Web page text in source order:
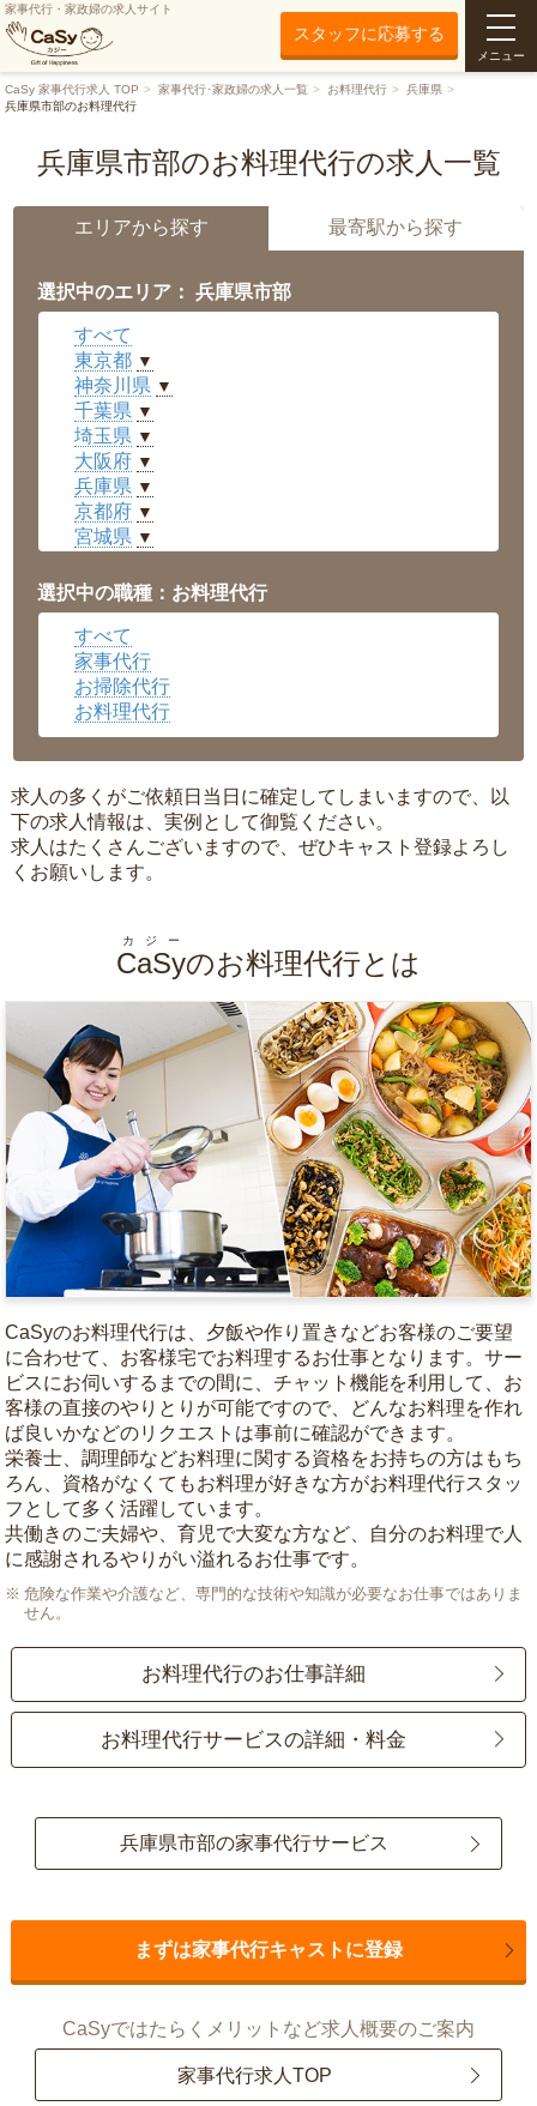
家事代行・家政婦の求人サイト
スタッフに応募する
メニュー
CaSy 家事代行求人 TOP 家事代行･家政婦の求人一覧 お料理代行
兵庫県
兵庫県市部のお料理代行
兵庫県市部のお料理代行の求人一覧
エリアから探す 最寄駅から探す
選択中のエリア： 兵庫県市部
すべて
東京都 ▼
神奈川県 ▼
千葉県 ▼
埼玉県 ▼
大阪府 ▼
兵庫県 ▼
京都府 ▼
宮城県 ▼
福井県 ▼
岡山県 ▼
広島県
沖縄県 ▼
選択中の職種：お料理代行
すべて
家事代行
お掃除代行
お料理代行
求人の多くがご依頼日当日に確定してしまいますので、以
下の求人情報は、実例として御覧ください。
求人はたくさんございますので、ぜひキャスト登録よろし
くお願いします。
CaSy
カジー
のお料理代行とは
CaSyのお料理代行は、夕飯や作り置きなどお客様のご要望
に合わせて、お客様宅でお料理するお仕事となります。サー
ビスにお伺いするまでの間に、チャット機能を利用して、お
客様の直接のやりとりが可能ですので、どんなお料理を作れ
ば良いかなどのリクエストは事前に確認ができます。
栄養士、調理師などお料理に関する資格をお持ちの方はもち
ろん、資格がなくてもお料理が好きな方がお料理代行スタッ
フとして多く活躍しています。
共働きのご夫婦や、育児で大変な方など、自分のお料理で人
に感謝されるやりがい溢れるお仕事です。
危険な作業や介護など、専門的な技術や知識が必要なお仕事ではありま
せん。
お料理代行のお仕事詳細
お料理代行サービスの詳細・料金
兵庫県市部の家事代行サービス
まずは家事代行キャストに登録
CaSyではたらくメリットなど求人概要のご案内
家事代行求人TOP